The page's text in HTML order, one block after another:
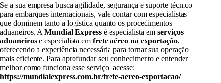
Se a sua empresa busca agilidade, segurança e suporte técnico
para embarques internacionais, vale contar com especialistas
que dominem tanto a logística quanto os procedimentos
aduaneiros. A Mundial Express é especialista em serviços
aduaneiros e especialista em frete aéreo na exportação,
oferecendo a experiência necessária para tornar sua operação
mais eficiente. Para aprofundar seu conhecimento e entender
melhor como funciona esse serviço, acesse:
https://mundialexpress.com.br/frete-aereo-exportacao/